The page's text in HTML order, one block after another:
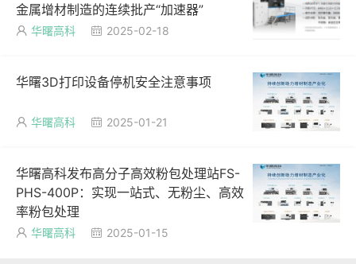
金属增材制造的连续批产“加速器”
 华曙高科  2025-02-18
华曙3D打印设备停机安全注意事项
 华曙高科  2025-01-21
华曙高科发布高分子高效粉包处理站FS-
PHS-400P：实现一站式、无粉尘、高效
率粉包处理
 华曙高科  2025-01-15